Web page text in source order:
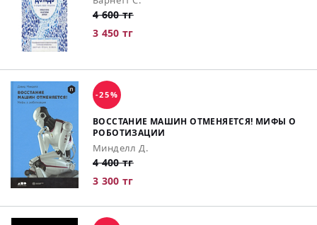
4 600 тг
3 450 тг
-25%
ВОССТАНИЕ МАШИН ОТМЕНЯЕТСЯ! МИФЫ О
РОБОТИЗАЦИИ
Минделл Д.
4 400 тг
3 300 тг